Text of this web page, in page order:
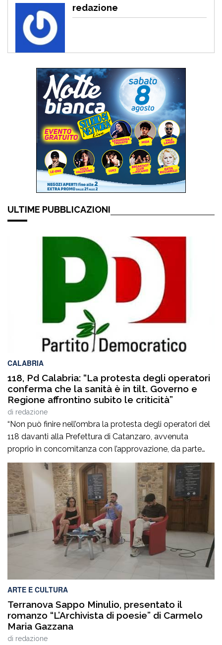
redazione
ULTIME PUBBLICAZIONI
CALABRIA
118, Pd Calabria: “La protesta degli operatori
conferma che la sanità è in tilt. Governo e
Regione affrontino subito le criticità”
di redazione
“Non può finire nell’ombra la protesta degli operatori del
118 davanti alla Prefettura di Catanzaro, avvenuta
proprio in concomitanza con l’approvazione, da parte
del Consiglio dei ministri, del nuovo Programma
operativo della sanità calabrese per il triennio 2026-
2028. È l’ennesima denuncia del personale della sanità,
che attesta una crisi gravissima del settore, purtroppo
negata dai […]
ARTE E CULTURA
Terranova Sappo Minulio, presentato il
romanzo “L’Archivista di poesie” di Carmelo
Maria Gazzana
di redazione